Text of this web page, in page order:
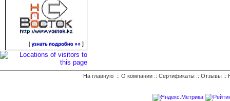
На главную :: О компании :: Сертификаты :: Отзывы ::